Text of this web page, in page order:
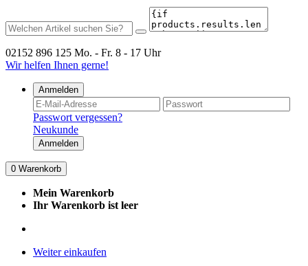
02152 896 125 Mo. - Fr. 8 - 17 Uhr
Wir helfen Ihnen gerne!
Anmelden
Passwort vergessen?
Neukunde
Anmelden
0 Warenkorb
Mein Warenkorb
Ihr Warenkorb ist leer
Weiter einkaufen